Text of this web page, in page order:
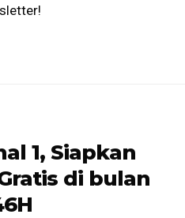
1, Siapkan
di bulan